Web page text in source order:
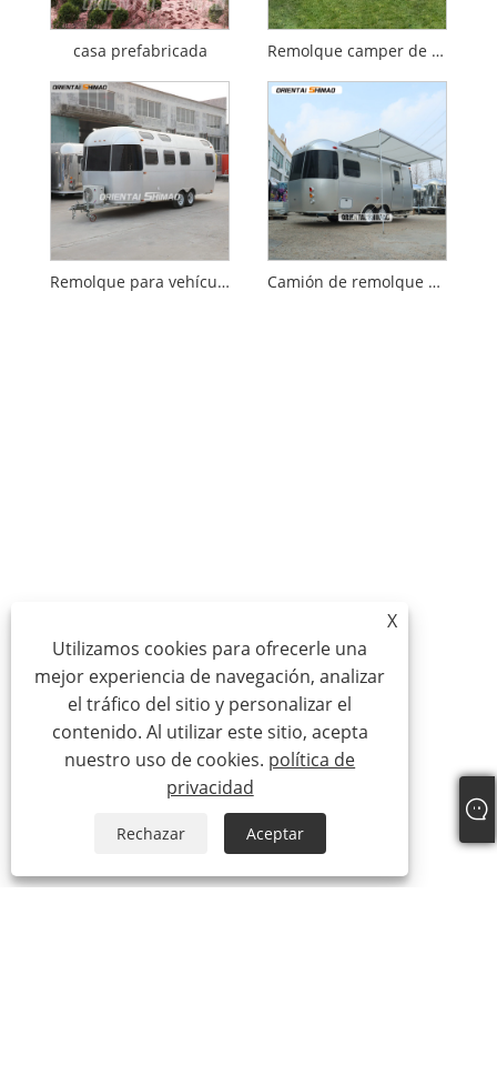
casa prefabricada Remolque camper de acero inoxidable
Remolque para vehículos recreativos Camión de remolque de RV
X
Utilizamos cookies para ofrecerle una
mejor experiencia de navegación, analizar
el tráfico del sitio y personalizar el
contenido. Al utilizar este sitio, acepta
nuestro uso de cookies. política de
privacidad
Rechazar Aceptar